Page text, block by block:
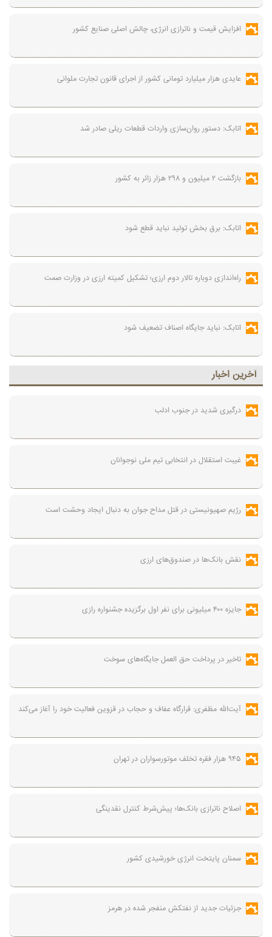
افزایش قیمت و ناترازی انرژی، چالش اصلی صنایع کشور
عایدی هزار میلیارد تومانی کشور از اجرای قانون تجارت ملوانی
اتابک: دستور روان‌سازی واردات قطعات ریلی صادر شد
بازگشت ۲ میلیون و ۲۹۸ هزار زائر به کشور
اتابک: برق بخش تولید نباید قطع شود
راه‌اندازی دوباره تالار دوم ارزی؛ تشکیل کمیته ارزی در وزارت صمت
اتابک: نباید جایگاه اصناف تضعیف شود
آخرين اخبار
درگیری شدید در جنوب ادلب
غیبت استقلال در انتخابی تیم ملی نوجوانان
رژیم صهیونیستی در قتل مداح جوان به دنبال ایجاد وحشت است
نقش بانک‌ها در صندوق‌های ارزی
جایزه ۴۰۰ میلیونی برای نفر اول برگزیده جشنواره رازی
تاخیر در پرداخت حق العمل جایگاه‌های سوخت
آیت‌الله مظفری: قرارگاه عفاف و حجاب در قزوین فعالیت خود را آغاز می‌کند
۹۴۵ هزار فقره تخلف موتورسواران در تهران
اصلاح ناترازی بانک‌ها؛ پیش‌شرط کنترل نقدینگی
سمنان پایتخت انرژی خورشیدی کشور
جزئیات جدید از نفتکش منفجر شده در هرمز